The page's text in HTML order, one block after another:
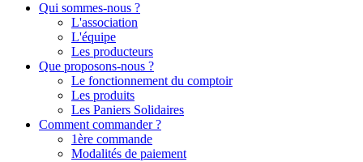
Qui sommes-nous ?
L'association
L'équipe
Les producteurs
Que proposons-nous ?
Le fonctionnement du comptoir
Les produits
Les Paniers Solidaires
Comment commander ?
1ère commande
Modalités de paiement